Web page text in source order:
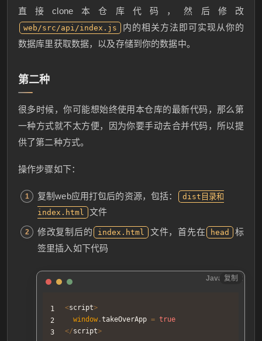
直接clone本仓库代码，然后修改
web/src/api/index.js
内的相关方法即可实现从你的
数据库里获取数据，以及存储到你的数据中。
第二种
很多时候，你可能想始终使用本仓库的最新代码，那么第
一种方式就不太方便，因为你要手动去合并代码，所以提
供了第二种方式。
操作步骤如下：
复制web应用打包后的资源，包括：
dist目录和
index.html
文件
修改复制后的
index.html 文件，首先在 head
标
签里插入如下代码
<script>
window .takeOverApp = true
</script>
复制
JavaScript